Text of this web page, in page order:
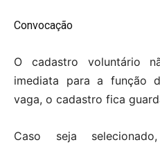
Convocação
O cadastro voluntário
imediata para a função
vaga, o cadastro fica
Caso seja